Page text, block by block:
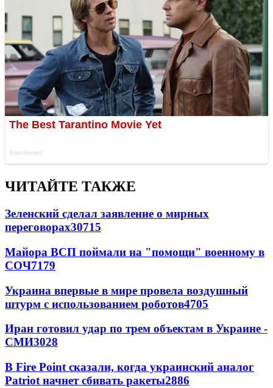
ЧИТАЙТЕ ТАКЖЕ
Зеленский сделал заявление о мирных
переговорах30715
Майора ВСП поймали на "помощи" военному в
СОЧ7179
Украина впервые в мире провела воздушный
штурм с использованием роботов4705
Иран готовил удар по трем объектам в Украине -
СМИ3028
В Fire Point сказали, когда украинский аналог
Patriot начнет сбивать ракеты2886